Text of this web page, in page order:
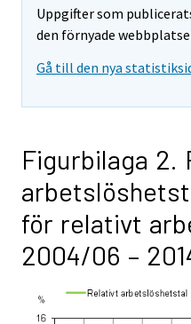
Uppgifter som
den förnyade
Gå till den nya
Figurbilaga 2.
för relativt
2004/06 –